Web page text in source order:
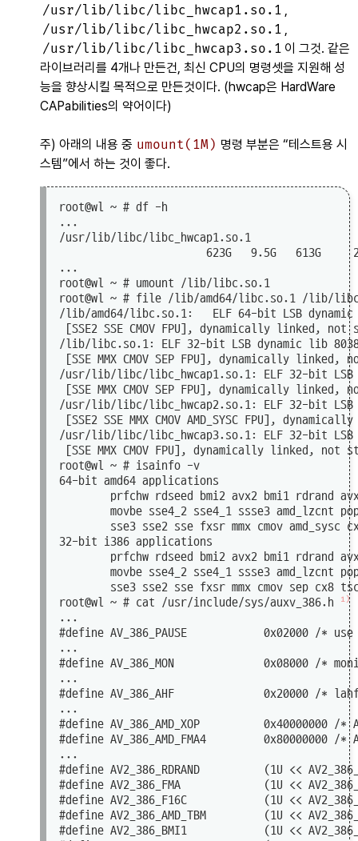
/usr/lib/libc/libc_hwcap1.so.1 ,
/usr/lib/libc/libc_hwcap2.so.1 ,
/usr/lib/libc/libc_hwcap3.so.1 이 그것. 같은
라이브러리를 4개나 만든건, 최신 CPU의 명령셋을 지원해 성
능을 향상시킬 목적으로 만든것이다. (hwcap은 HardWare
CAPabilities의 약어이다)
주) 아래의 내용 중 umount(1M) 명령 부분은
테스트용 시
스템 에서 하는 것이 좋다.
root@wl ~ # df -h
...
/usr/lib/libc/libc_hwcap1.so.1
623G   9.5G   613G
...
root@wl ~ # umount /lib/libc.so.1
root@wl ~ # file /lib/amd64/libc.so.1 /lib/
/lib/amd64/libc.so.1:   ELF 64-bit LSB dynamic
[SSE2 SSE CMOV FPU], dynamically linked,
/lib/libc.so.1: ELF 32-bit LSB dynamic lib
[SSE MMX CMOV SEP FPU], dynamically
/usr/lib/libc/libc_hwcap1.so.1: ELF 32-bit LSB
[SSE MMX CMOV SEP FPU], dynamically
/usr/lib/libc/libc_hwcap2.so.1: ELF 32-bit LSB
[SSE2 SSE MMX CMOV AMD_SYSC FPU],
/usr/lib/libc/libc_hwcap3.so.1: ELF 32-bit LSB
[SSE MMX CMOV FPU], dynamically linked,
root@wl ~ # isainfo -v
64-bit amd64 applications
prfchw rdseed bmi2 avx2 bmi1 rdrand
movbe sse4_2 sse4_1 ssse3 amd_lzcnt
sse3 sse2 sse fxsr mmx cmov amd_sysc
32-bit i386 applications
prfchw rdseed bmi2 avx2 bmi1 rdrand
movbe sse4_2 sse4_1 ssse3 amd_lzcnt
sse3 sse2 sse fxsr mmx cmov sep cx8
root@wl ~ # cat /usr/include/sys/auxv_386.h
1)
...
#define AV_386_PAUSE            0x02000 /*
...
#define AV_386_MON              0x08000 /*
...
#define AV_386_AHF              0x20000 /*
...
#define AV_386_AMD_XOP          0x40000000 /*
#define AV_386_AMD_FMA4         0x80000000 /*
...
#define AV2_386_RDRAND          (1U <<
#define AV2_386_FMA             (1U <<
#define AV2_386_F16C            (1U <<
#define AV2_386_AMD_TBM         (1U <<
#define AV2_386_BMI1            (1U <<